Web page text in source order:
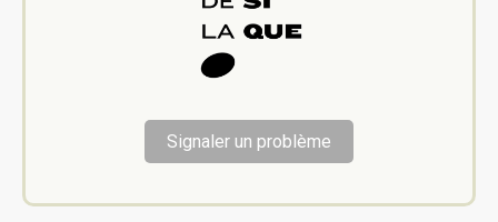
Signaler un problème